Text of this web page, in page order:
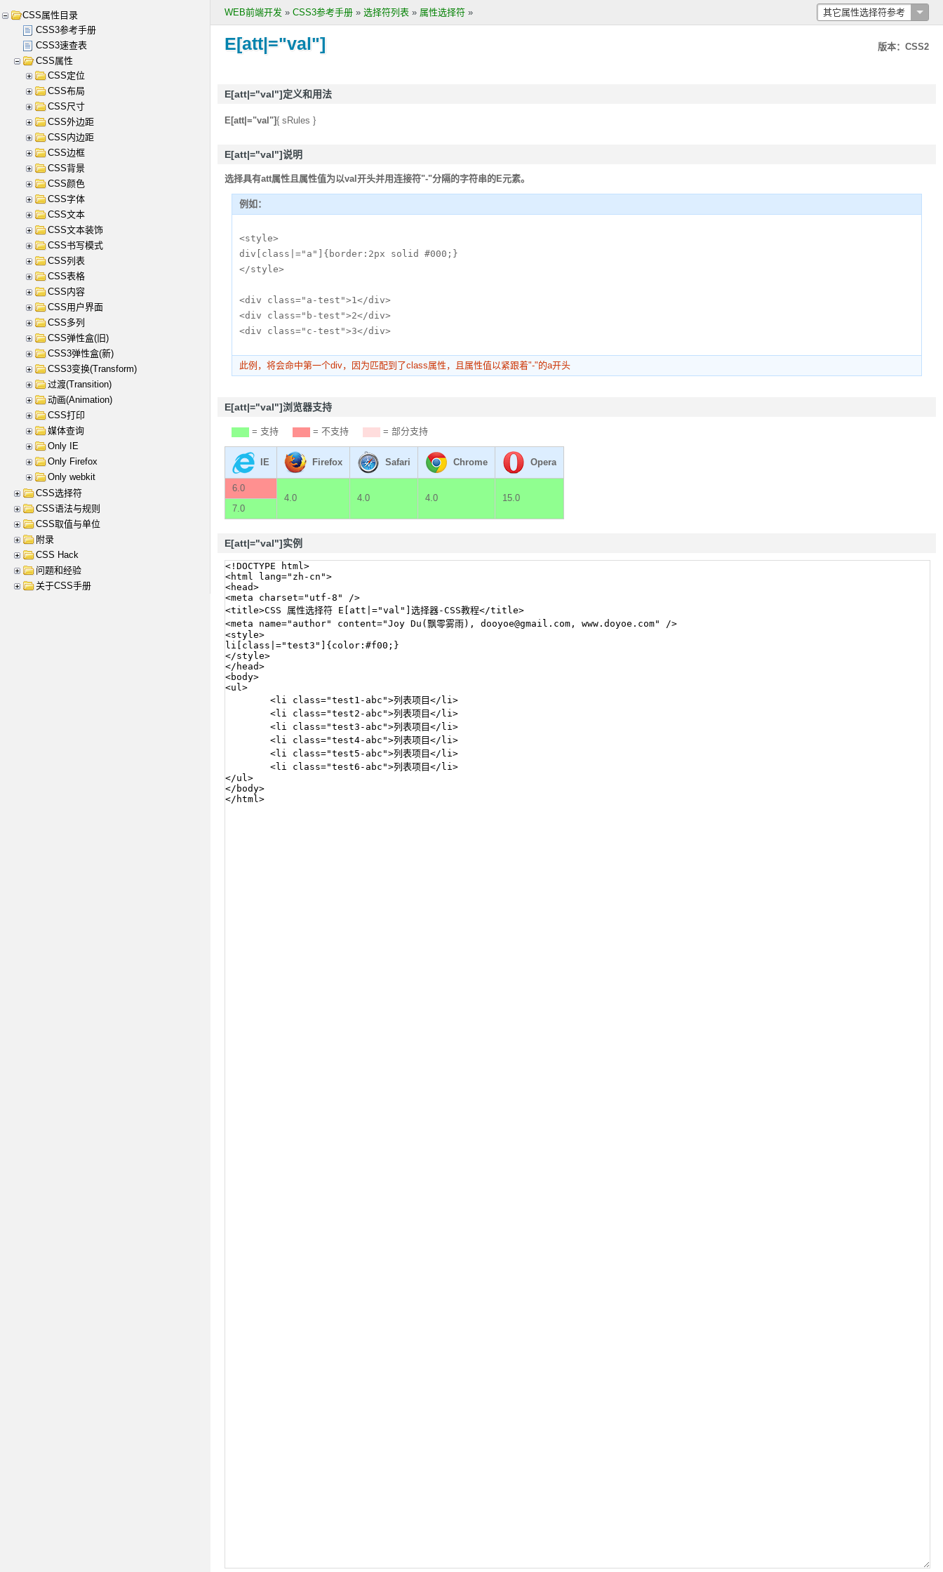
WEB前端开发 » CSS3参考手册 » 选择符列表 » 属性选择符 » 其它属性选择符参考
E[att|="val"] 版本：CSS2
E[att|="val"]定义和用法
E[att|="val"]{ sRules }
E[att|="val"]说明
选择具有att属性且属性值为以val开头并用连接符"-"分隔的字符串的E元素。
例如：
<style>
div[class|="a"]{border:2px solid #000;}
</style>
<div class="a-test">1</div>
<div class="b-test">2</div>
<div class="c-test">3</div>
此例，将会命中第一个div，因为匹配到了class属性，且属性值以紧跟着"-"的a开头
E[att|="val"]浏览器支持
= 支持 = 不支持 = 部分支持
IE Firefox Safari Chrome Opera
6.0
4.0
4.0 4.0
15.0
7.0
E[att|="val"]实例
CSS属性目录
CSS3参考手册
CSS3速查表
CSS属性
CSS定位
CSS布局
CSS尺寸
CSS外边距
CSS内边距
CSS边框
CSS背景
CSS颜色
CSS字体
CSS文本
CSS文本装饰
CSS书写模式
CSS列表
CSS表格
CSS内容
CSS用户界面
CSS多列
CSS弹性盒(旧)
CSS3弹性盒(新)
CSS3变换(Transform)
过渡(Transition)
动画(Animation)
CSS打印
媒体查询
Only IE
Only Firefox
Only webkit
CSS选择符
CSS语法与规则
CSS取值与单位
附录
CSS Hack
问题和经验
关于CSS手册